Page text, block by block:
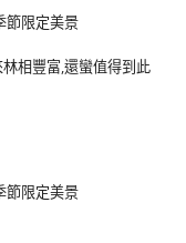
相豐富,還蠻值得到此